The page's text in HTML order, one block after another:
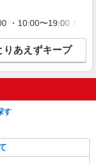
・10:00〜19:00 など
りあえずキープ
す